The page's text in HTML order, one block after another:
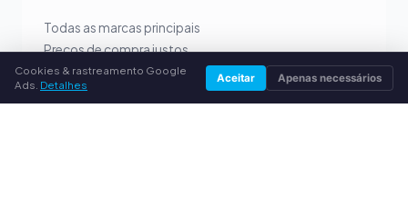
Todas as marcas principais
Preços de compra justos
Pagamento antecipado por PayPal
Aconselhamento personalizado
Cookies & rastreamento Google
Ads. Detalhes Aceitar Apenas necessários